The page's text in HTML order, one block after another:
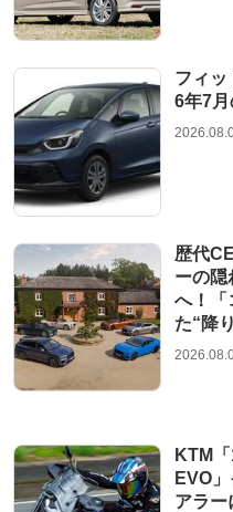
フィッ
6年7
歴代
ーの隠
へ！「
た“降
KTM
EVO
アラー